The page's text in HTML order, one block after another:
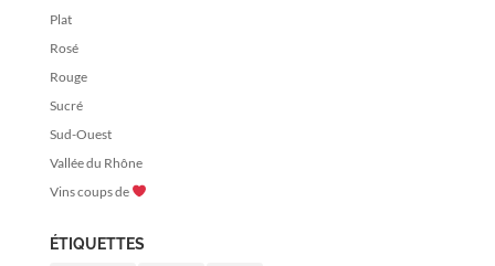
Plat
Rosé
Rouge
Sucré
Sud-Ouest
Vallée du Rhône
Vins coups de
ÉTIQUETTES